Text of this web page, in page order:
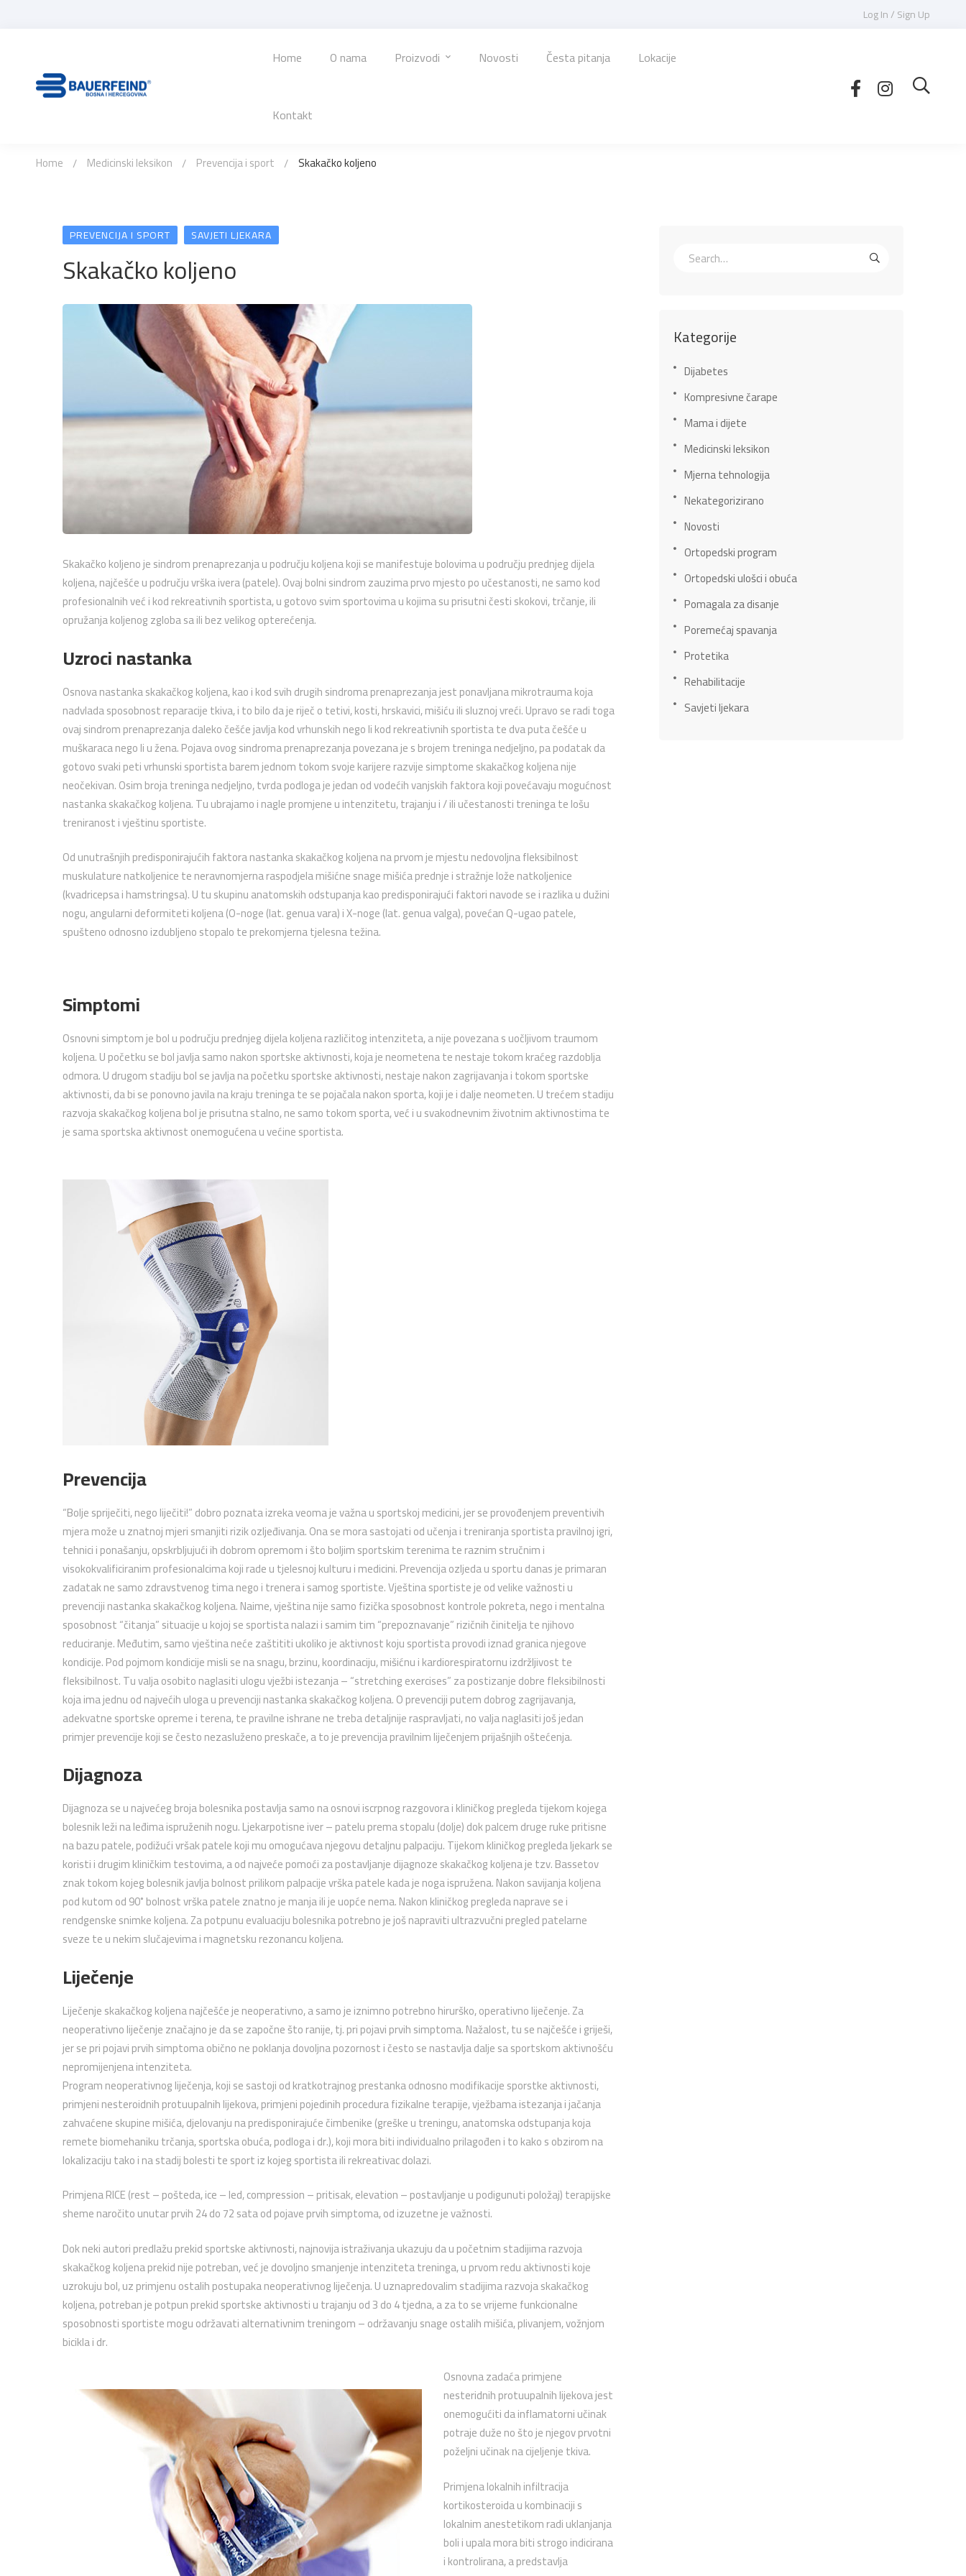
Log In / Sign Up
Home O nama Proizvodi Novosti Česta pitanja Lokacije
Kontakt
Home Medicinski leksikon Prevencija i sport Skakačko koljeno
PREVENCIJA I SPORT SAVJETI LJEKARA
Skakačko koljeno
Skakačko koljeno je sindrom prenaprezanja u području koljena koji se manifestuje bolovima u području prednjeg dijela
koljena, najčešće u području vrška ivera (patele). Ovaj bolni sindrom zauzima prvo mjesto po učestanosti, ne samo kod
profesionalnih već i kod rekreativnih sportista, u gotovo svim sportovima u kojima su prisutni česti skokovi, trčanje, ili
opružanja koljenog zgloba sa ili bez velikog opterećenja.
Uzroci nastanka
Osnova nastanka skakačkog koljena, kao i kod svih drugih sindroma prenaprezanja jest ponavljana mikrotrauma koja
nadvlada sposobnost reparacije tkiva, i to bilo da je riječ o tetivi, kosti, hrskavici, mišiću ili sluznoj vreći. Upravo se radi toga
ovaj sindrom prenaprezanja daleko češće javlja kod vrhunskih nego li kod rekreativnih sportista te dva puta češće u
muškaraca nego li u žena. Pojava ovog sindroma prenaprezanja povezana je s brojem treninga nedjeljno, pa podatak da
gotovo svaki peti vrhunski sportista barem jednom tokom svoje karijere razvije simptome skakačkog koljena nije
neočekivan. Osim broja treninga nedjeljno, tvrda podloga je jedan od vodećih vanjskih faktora koji povećavaju mogućnost
nastanka skakačkog koljena. Tu ubrajamo i nagle promjene u intenzitetu, trajanju i / ili učestanosti treninga te lošu
treniranost i vještinu sportiste.
Od unutrašnjih predisponirajućih faktora nastanka skakačkog koljena na prvom je mjestu nedovoljna fleksibilnost
muskulature natkoljenice te neravnomjerna raspodjela mišićne snage mišića prednje i stražnje lože natkoljenice
(kvadricepsa i hamstringsa). U tu skupinu anatomskih odstupanja kao predisponirajući faktori navode se i razlika u dužini
nogu, angularni deformiteti koljena (O-noge (lat. genua vara) i X-noge (lat. genua valga), povećan Q-ugao patele,
spušteno odnosno izdubljeno stopalo te prekomjerna tjelesna težina.
Simptomi
Osnovni simptom je bol u području prednjeg dijela koljena različitog intenziteta, a nije povezana s uočljivom traumom
koljena. U početku se bol javlja samo nakon sportske aktivnosti, koja je neometena te nestaje tokom kraćeg razdoblja
odmora. U drugom stadiju bol se javlja na početku sportske aktivnosti, nestaje nakon zagrijavanja i tokom sportske
aktivnosti, da bi se ponovno javila na kraju treninga te se pojačala nakon sporta, koji je i dalje neometen. U trećem stadiju
razvoja skakačkog koljena bol je prisutna stalno, ne samo tokom sporta, već i u svakodnevnim životnim aktivnostima te
je sama sportska aktivnost onemogućena u većine sportista.
Prevencija
“Bolje spriječiti, nego liječiti!” dobro poznata izreka veoma je važna u sportskoj medicini, jer se provođenjem preventivih
mjera može u znatnoj mjeri smanjiti rizik ozljeđivanja. Ona se mora sastojati od učenja i treniranja sportista pravilnoj igri,
tehnici i ponašanju, opskrbljujući ih dobrom opremom i što boljim sportskim terenima te raznim stručnim i
visokokvalificiranim profesionalcima koji rade u tjelesnoj kulturu i medicini. Prevencija ozljeda u sportu danas je primaran
zadatak ne samo zdravstvenog tima nego i trenera i samog sportiste. Vještina sportiste je od velike važnosti u
prevenciji nastanka skakačkog koljena. Naime, vještina nije samo fizička sposobnost kontrole pokreta, nego i mentalna
sposobnost “čitanja” situacije u kojoj se sportista nalazi i samim tim “prepoznavanje” rizičnih činitelja te njihovo
reduciranje. Međutim, samo vještina neće zaštititi ukoliko je aktivnost koju sportista provodi iznad granica njegove
kondicije. Pod pojmom kondicije misli se na snagu, brzinu, koordinaciju, mišićnu i kardiorespiratornu izdržljivost te
fleksibilnost. Tu valja osobito naglasiti ulogu vježbi istezanja – “stretching exercises” za postizanje dobre fleksibilnosti
koja ima jednu od najvećih uloga u prevenciji nastanka skakačkog koljena. O prevenciji putem dobrog zagrijavanja,
adekvatne sportske opreme i terena, te pravilne ishrane ne treba detaljnije raspravljati, no valja naglasiti još jedan
primjer prevencije koji se često nezasluženo preskače, a to je prevencija pravilnim liječenjem prijašnjih oštećenja.
Dijagnoza
Dijagnoza se u najvećeg broja bolesnika postavlja samo na osnovi iscrpnog razgovora i kliničkog pregleda tijekom kojega
bolesnik leži na leđima ispruženih nogu. Ljekarpotisne iver – patelu prema stopalu (dolje) dok palcem druge ruke pritisne
na bazu patele, podižući vršak patele koji mu omogućava njegovu detaljnu palpaciju. Tijekom kliničkog pregleda ljekark se
koristi i drugim kliničkim testovima, a od najveće pomoći za postavljanje dijagnoze skakačkog koljena je tzv. Bassetov
znak tokom kojeg bolesnik javlja bolnost prilikom palpacije vrška patele kada je noga ispružena. Nakon savijanja koljena
pod kutom od 90˚ bolnost vrška patele znatno je manja ili je uopće nema. Nakon kliničkog pregleda naprave se i
rendgenske snimke koljena. Za potpunu evaluaciju bolesnika potrebno je još napraviti ultrazvučni pregled patelarne
sveze te u nekim slučajevima i magnetsku rezonancu koljena.
Liječenje
Liječenje skakačkog koljena najčešće je neoperativno, a samo je iznimno potrebno hirurško, operativno liječenje. Za
neoperativno liječenje značajno je da se započne što ranije, tj. pri pojavi prvih simptoma. Nažalost, tu se najčešće i griješi,
jer se pri pojavi prvih simptoma obično ne poklanja dovoljna pozornost i često se nastavlja dalje sa sportskom aktivnošću
nepromijenjena intenziteta.
Program neoperativnog liječenja, koji se sastoji od kratkotrajnog prestanka odnosno modifikacije sporstke aktivnosti,
primjeni nesteroidnih protuupalnih lijekova, primjeni pojedinih procedura fizikalne terapije, vježbama istezanja i jačanja
zahvaćene skupine mišića, djelovanju na predisponirajuće čimbenike (greške u treningu, anatomska odstupanja koja
remete biomehaniku trčanja, sportska obuća, podloga i dr.), koji mora biti individualno prilagođen i to kako s obzirom na
lokalizaciju tako i na stadij bolesti te sport iz kojeg sportista ili rekreativac dolazi.
Primjena RICE (rest – pošteda, ice – led, compression – pritisak, elevation – postavljanje u podigunuti položaj) terapijske
sheme naročito unutar prvih 24 do 72 sata od pojave prvih simptoma, od izuzetne je važnosti.
Dok neki autori predlažu prekid sportske aktivnosti, najnovija istraživanja ukazuju da u početnim stadijima razvoja
skakačkog koljena prekid nije potreban, već je dovoljno smanjenje intenziteta treninga, u prvom redu aktivnosti koje
uzrokuju bol, uz primjenu ostalih postupaka neoperativnog liječenja. U uznapredovalim stadijima razvoja skakačkog
koljena, potreban je potpun prekid sportske aktivnosti u trajanju od 3 do 4 tjedna, a za to se vrijeme funkcionalne
sposobnosti sportiste mogu održavati alternativnim treningom – održavanju snage ostalih mišića, plivanjem, vožnjom
bicikla i dr.
Osnovna zadaća primjene
nesteridnih protuupalnih lijekova jest
onemogućiti da inflamatorni učinak
potraje duže no što je njegov prvotni
poželjni učinak na cijeljenje tkiva.
Primjena lokalnih infiltracija
kortikosteroida u kombinaciji s
lokalnim anestetikom radi uklanjanja
boli i upala mora biti strogo indicirana
i kontrolirana, a predstavlja
Kategorije
Dijabetes
Kompresivne čarape
Mama i dijete
Medicinski leksikon
Mjerna tehnologija
Nekategorizirano
Novosti
Ortopedski program
Ortopedski ulošci i obuća
Pomagala za disanje
Poremećaj spavanja
Protetika
Rehabilitacije
Savjeti ljekara